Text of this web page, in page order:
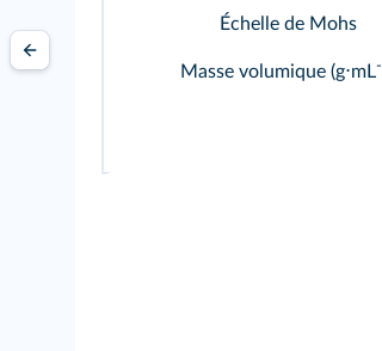
Échelle de Mohs
Masse volumique (g⋅mL